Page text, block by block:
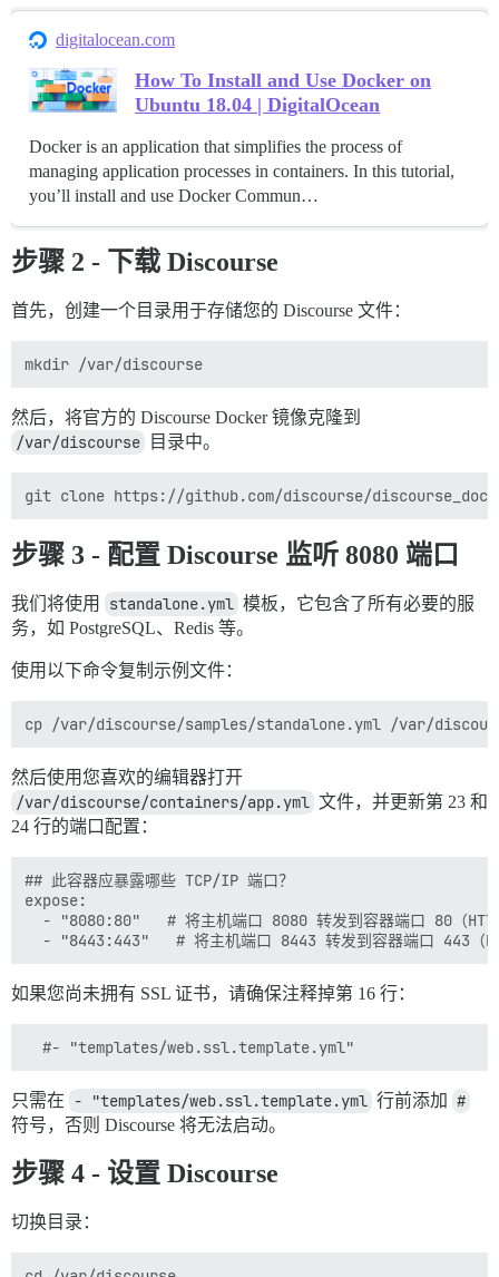
digitalocean.com
How To Install and Use Docker on
Ubuntu 18.04 | DigitalOcean
Docker is an application that simplifies the process of
managing application processes in containers. In this tutorial,
you’ll install and use Docker Commun…
步骤 2 - 下载 Discourse
首先，创建一个目录用于存储您的 Discourse 文件：
然后，将官方的 Discourse Docker 镜像克隆到
/var/discourse 目录中。
步骤 3 - 配置 Discourse 监听 8080 端口
我们将使用 standalone.yml 模板，它包含了所有必要的服
务，如 PostgreSQL、Redis 等。
使用以下命令复制示例文件：
然后使用您喜欢的编辑器打开
/var/discourse/containers/app.yml 文件，并更新第 23 和
24 行的端口配置：
## 此容器应暴露哪些 TCP/IP 端口？
expose:
- "8080:80"   # 将主机端口 8080 转发到容器端口 80（
如果您尚未拥有 SSL 证书，请确保注释掉第 16 行：
只需在 - "templates/web.ssl.template.yml 行前添加 #
符号，否则 Discourse 将无法启动。
步骤 4 - 设置 Discourse
切换目录：